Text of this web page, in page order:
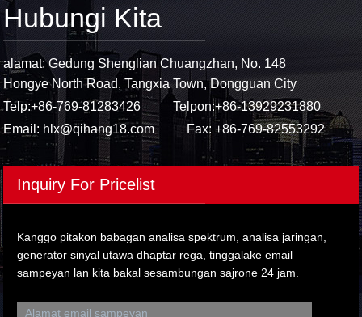
Hubungi Kita
alamat: Gedung Shenglian Chuangzhan, No. 148
Hongye North Road, Tangxia Town, Dongguan City
Telp:+86-769-81283426 Telpon:+86-13929231880
Email: hlx@qihang18.com Fax: +86-769-82553292
Inquiry For Pricelist
Kanggo pitakon babagan analisa spektrum, analisa jaringan,
generator sinyal utawa dhaptar rega, tinggalake email
sampeyan lan kita bakal sesambungan sajrone 24 jam.